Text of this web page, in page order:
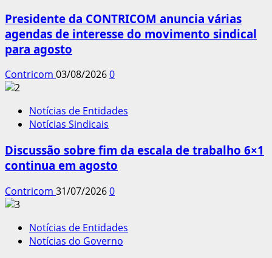
Presidente da CONTRICOM anuncia várias
agendas de interesse do movimento sindical
para agosto
Contricom 03/08/20260
Notícias de Entidades
Notícias Sindicais
Discussão sobre fim da escala de trabalho 6×1
continua em agosto
Contricom 31/07/20260
Notícias de Entidades
Notícias do Governo